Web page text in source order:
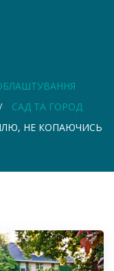
САД ТА ГОРОД
НЕ КОПАЮЧИСЬ